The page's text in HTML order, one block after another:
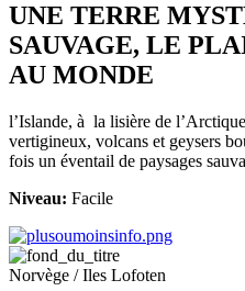
UNE TERRE
SAUVAGE, LE
AU MONDE
l’Islande, à la lisière de
vertigineux, volcans et geysers
fois un éventail de paysages
Niveau: Facile
Norvège / Iles Lofoten